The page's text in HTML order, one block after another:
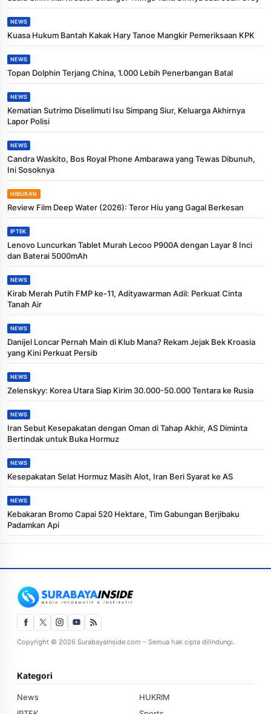
NEWS
Kuasa Hukum Bantah Kakak Hary Tanoe Mangkir Pemeriksaan KPK
NEWS
Topan Dolphin Terjang China, 1.000 Lebih Penerbangan Batal
NEWS
Kematian Sutrimo Diselimuti Isu Simpang Siur, Keluarga Akhirnya
Lapor Polisi
NEWS
Candra Waskito, Bos Royal Phone Ambarawa yang Tewas Dibunuh,
Ini Sosoknya
HIBURAN
Review Film Deep Water (2026): Teror Hiu yang Gagal Berkesan
IPTEK
Lenovo Luncurkan Tablet Murah Lecoo P900A dengan Layar 8 Inci
dan Baterai 5000mAh
NEWS
Kirab Merah Putih FMP ke-11, Adityawarman Adil: Perkuat Cinta
Tanah Air
NEWS
Danijel Loncar Pernah Main di Klub Mana? Rekam Jejak Bek Kroasia
yang Kini Perkuat Persib
NEWS
Zelenskyy: Korea Utara Siap Kirim 30.000-50.000 Tentara ke Rusia
NEWS
Iran Sebut Kesepakatan dengan Oman di Tahap Akhir, AS Diminta
Bertindak untuk Buka Hormuz
NEWS
Kesepakatan Selat Hormuz Masih Alot, Iran Beri Syarat ke AS
NEWS
Kebakaran Bromo Capai 520 Hektare, Tim Gabungan Berjibaku
Padamkan Api
Copyright © 2026 SurabayaInside.com – Semua hak cipta dilindungi.
Kategori
News
HUKRIM